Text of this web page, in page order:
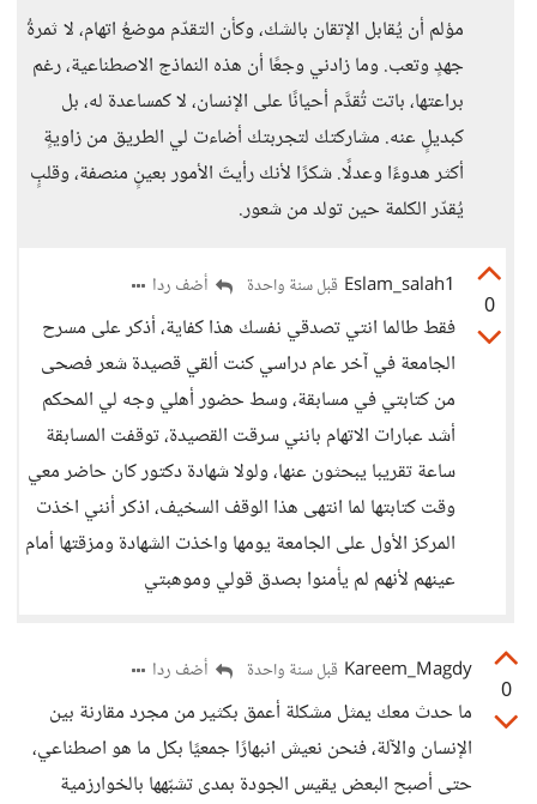
مؤلم أن يُقابل الإتقان بالشك، وكأن التقدّم موضعُ اتهام، لا ثمرةُ
جهدٍ وتعب. وما زادني وجعًا أن هذه النماذج الاصطناعية، رغم
براعتها، باتت تُقدَّم أحيانًا على الإنسان، لا كمساعدة له، بل
كبديلٍ عنه. مشاركتك لتجربتك أضاءت لي الطريق من زاويةٍ
أكثر هدوءًا وعدلًا. شكرًا لأنك رأيتَ الأمور بعينٍ منصفة، وقلبٍ
يُقدّر الكلمة حين تولد من شعور.
0
Eslam_salah1 قبل سنة واحدة أضف ردا
فقط طالما انتي تصدقي نفسك هذا كفاية، أذكر على مسرح
الجامعة في آخر عام دراسي كنت ألقي قصيدة شعر فصحى
من كتابتي في مسابقة، وسط حضور أهلي وجه لي المحكم
أشد عبارات الاتهام بانني سرقت القصيدة، توقفت المسابقة
ساعة تقريبا يبحثون عنها، ولولا شهادة دكتور كان حاضر معي
وقت كتابتها لما انتهى هذا الوقف السخيف، اذكر أنني اخذت
المركز الأول على الجامعة يومها واخذت الشهادة ومزقتها أمام
عينهم لأنهم لم يأمنوا بصدق قولي وموهبتي
0
Kareem_Magdy قبل سنة واحدة أضف ردا
ما حدث معك يمثل مشكلة أعمق بكثير من مجرد مقارنة بين
الإنسان والآلة، فنحن نعيش انبهارًا جمعيًا بكل ما هو اصطناعي،
حتى أصبح البعض يقيس الجودة بمدى تشبّهها بالخوارزمية